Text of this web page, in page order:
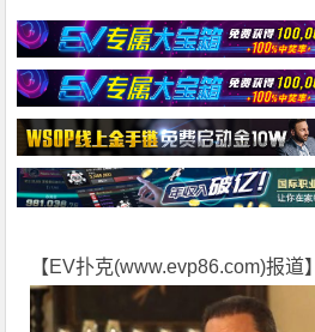
【EV扑克(www.evp86.com)报道】